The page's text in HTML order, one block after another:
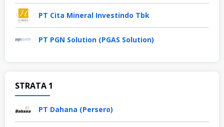
PT Cita Mineral Investindo Tbk
PT PGN Solution (PGAS Solution)
STRATA 1
PT Dahana (Persero)